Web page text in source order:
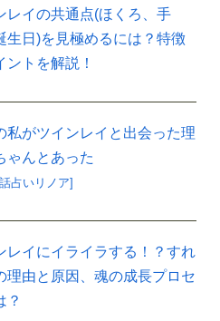
レイの共通点(ほくろ、手
生日)を見極めるには？特徴
ントを解説！
私がツインレイと出会った理
ゃんとあった
占いリノア]
レイにイライラする！？すれ
理由と原因、魂の成長プロセ
？